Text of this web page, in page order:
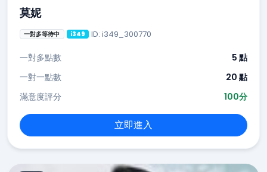
莫妮
一對多等待中 i349 ID: i349_300770
一對多點數
5 點
一對一點數
20 點
滿意度評分
100分
立即進入